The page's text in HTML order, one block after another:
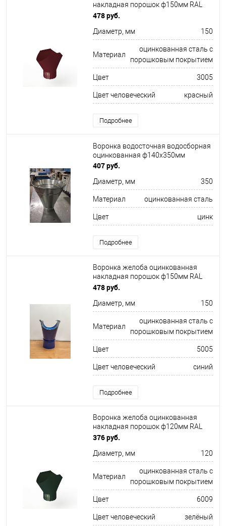
накладная порошок ф150мм RAL
3005
478 руб.
Диаметр, мм 150
Материал
оцинкованная сталь с
порошковым покрытием
Цвет 3005
Цвет человеческий красный
Подробнее
Воронка водосточная водосборная
оцинкованная ф140х350мм
407 руб.
Диаметр, мм 350
Материал оцинкованная сталь
Цвет цинк
Подробнее
Воронка желоба оцинкованная
накладная порошок ф150мм RAL
5005
478 руб.
Диаметр, мм 150
Материал
оцинкованная сталь с
порошковым покрытием
Цвет 5005
Цвет человеческий синий
Подробнее
Воронка желоба оцинкованная
накладная порошок ф120мм RAL
6009
376 руб.
Диаметр, мм 120
Материал
оцинкованная сталь с
порошковым покрытием
Цвет 6009
Цвет человеческий зелёный